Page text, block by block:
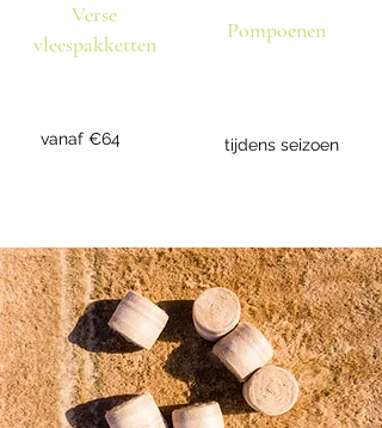
Verse
vleespakketten
Pompoenen
vanaf €64 tijdens seizoen